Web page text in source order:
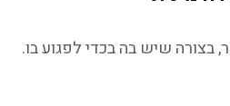
בצורה שיש בה בכדי לפגוע בו.